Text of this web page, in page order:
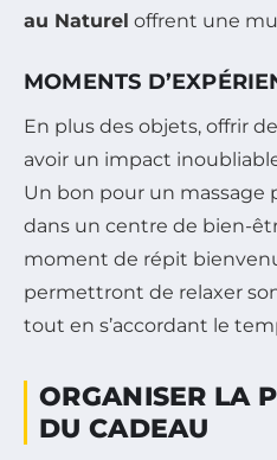
au Naturel offrent une
MOMENTS
En plus des objets, offrir
avoir un impact
Un bon pour un massage
dans un centre de bien-
moment de répit
permettront de relaxer
tout en s’accordant le
ORGANISER LA
DU CADEAU